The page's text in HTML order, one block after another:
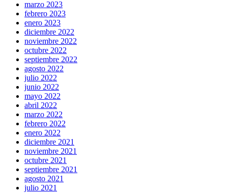
marzo 2023
febrero 2023
enero 2023
diciembre 2022
noviembre 2022
octubre 2022
septiembre 2022
agosto 2022
julio 2022
junio 2022
mayo 2022
abril 2022
marzo 2022
febrero 2022
enero 2022
diciembre 2021
noviembre 2021
octubre 2021
septiembre 2021
agosto 2021
julio 2021